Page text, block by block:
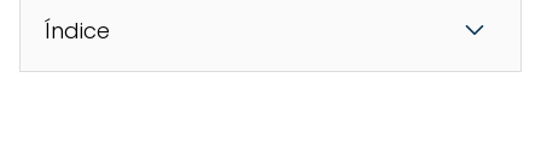
Índice